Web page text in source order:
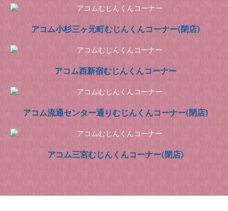
アコム小杉三ヶ元町むじんくんコーナー(閉店)
アコム西新宿むじんくんコーナー
アコム流通センター通りむじんくんコーナー(閉店)
アコム三宮むじんくんコーナー(閉店)